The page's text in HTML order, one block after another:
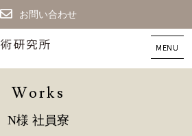
お問い合わせ
Works
N様 社員寮